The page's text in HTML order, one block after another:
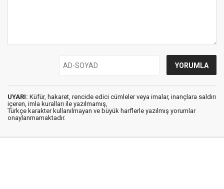
UYARI: Küfür, hakaret, rencide edici cümleler veya imalar, inançlara saldırı
içeren, imla kuralları ile yazılmamış,
Türkçe karakter kullanılmayan ve büyük harflerle yazılmış yorumlar
onaylanmamaktadır.